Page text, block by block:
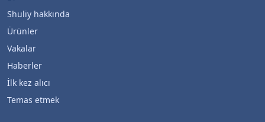
Shuliy hakkında
Ürünler
Vakalar
Haberler
İlk kez alıcı
Temas etmek